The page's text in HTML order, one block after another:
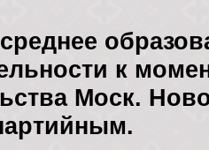
к
Моск.